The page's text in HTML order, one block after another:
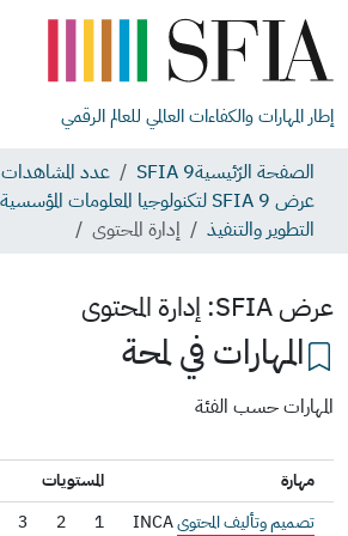
إطار المهارات والكفاءات العالمي للعالم الرقمي
الصفحة الرّئيسيةSFIA 9
عدد المشاهدات SFIA 9
عرض SFIA 9 لتكنولوجيا المعلومات المؤسسية
التطوير والتنفيذ
إدارة المحتوى
عرض SFIA: إدارة المحتوى
المهارات في لمحة
المهارات حسب الفئة
مهارة
المستويات
تصميم وتأليف المحتوىINCA
1
2
3